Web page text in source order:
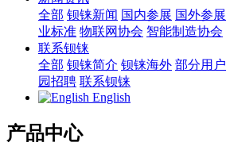
全部 钡铼新闻 国内参展 国外参展
业标准 物联网协会 智能制造协会
联系钡铼
全部 钡铼简介 钡铼海外 部分用户
园招聘 联系钡铼
English
产品中心